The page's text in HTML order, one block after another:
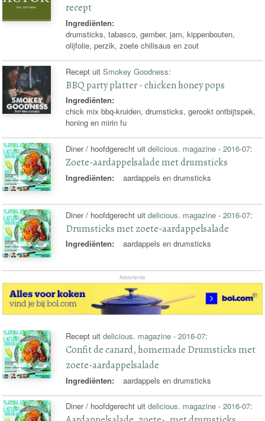
recept
Ingrediënten:
drumsticks, tabasco, gember, jam, kippenbouten,
olijfolie, perzik, zoete chilisaus en zout
Recept uitSmokey Goodness:
BBQ party platter - chicken honey pops
Ingrediënten:
chick mix bbq-kruiden, drumsticks, gerookt ontbijtspek,
honing en mirin fu
Diner / hoofdgerecht uitdelicious. magazine - 2016-07:
Zoete-aardappelsalade met drumsticks
Ingrediënten: aardappels en drumsticks
Diner / hoofdgerecht uitdelicious. magazine - 2016-07:
Drumsticks met zoete-aardappelsalade
Ingrediënten: aardappels en drumsticks
Advertentie
Recept uitdelicious. magazine - 2016-07:
Confit de canard, homemade Drumsticks met
zoete-aardappelsalade
Ingrediënten: aardappels en drumsticks
Diner / hoofdgerecht uitdelicious. magazine - 2016-07: